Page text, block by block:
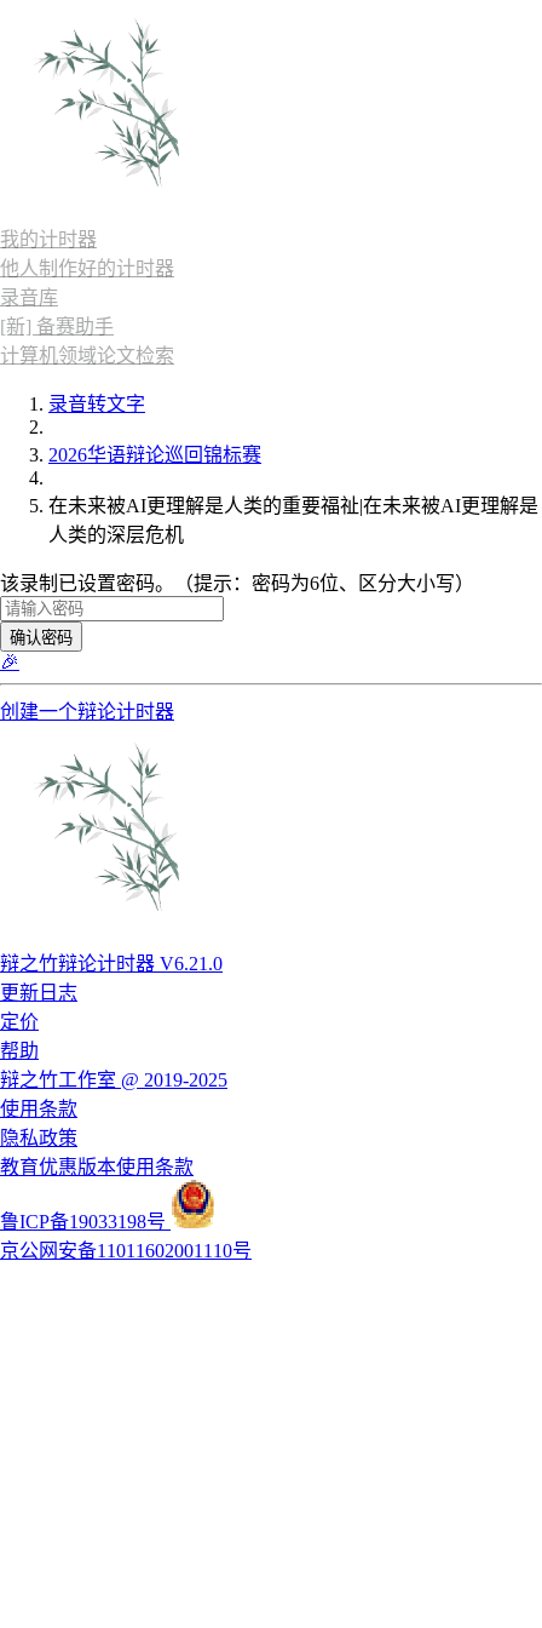
我的计时器
他人制作好的计时器
录音库
[新] 备赛助手
计算机领域论文检索
录音转文字
2026华语辩论巡回锦标赛
在未来被AI更理解是人类的重要福祉|在未来被AI更理解是
人类的深层危机
该录制已设置密码。（提示：密码为6位、区分大小写）
确认密码
🎉
创建一个辩论计时器
辩之竹辩论计时器 V6.21.0
更新日志
定价
帮助
辩之竹工作室 @ 2019-2025
使用条款
隐私政策
教育优惠版本使用条款
鲁ICP备19033198号
京公网安备11011602001110号